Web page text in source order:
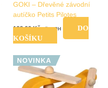
GOKI – Dřevěné závodní
autíčko Petits Pilotes
199,00Kč vč. DPH
DO
KOŠÍKU
NOVINKA